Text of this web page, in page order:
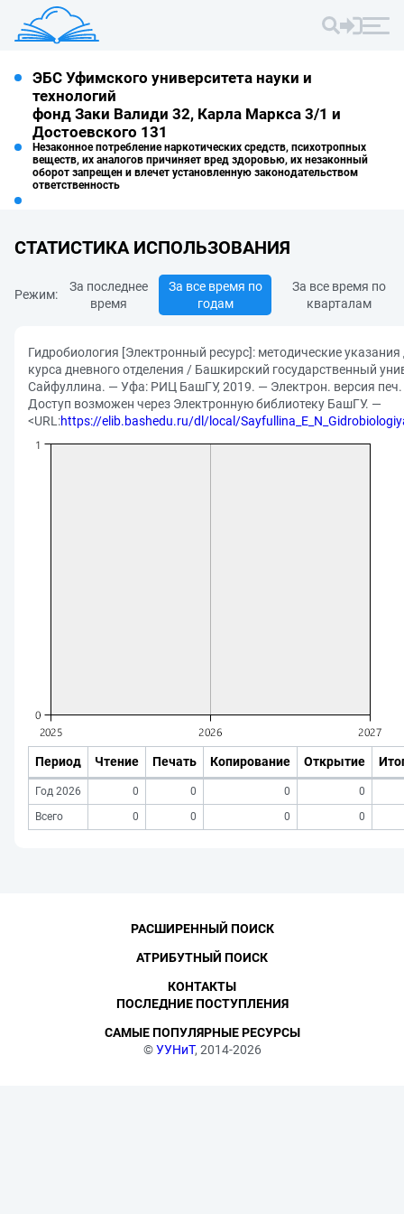
ЭБС Уфимского университета науки и
технологий
фонд Заки Валиди 32, Карла Маркса 3/1 и
Достоевского 131
Незаконное потребление наркотических средств, психотропных
веществ, их аналогов причиняет вред здоровью, их незаконный
оборот запрещен и влечет установленную законодательством
ответственность
СТАТИСТИКА ИСПОЛЬЗОВАНИЯ
Режим:
За последнее
время
За все время по
годам
За все время по
кварталам
Гидробиология [Электронный ресурс]: методические
курса дневного отделения / Башкирский государственный
Сайфуллина. — Уфа: РИЦ БашГУ, 2019. — Электрон. версия
Доступ возможен через Электронную библиотеку БашГУ. —
<URL:https://elib.bashedu.ru/dl/local/
Период Чтение Печать Копирование Открытие
Год 2026 0 0 0
0
Всего
0 0 0 0
©УУНиТ, 2014-2026
РАСШИРЕННЫЙ ПОИСК
АТРИБУТНЫЙ ПОИСК
КОНТАКТЫ
ПОСЛЕДНИЕ ПОСТУПЛЕНИЯ
САМЫЕ ПОПУЛЯРНЫЕ РЕСУРСЫ